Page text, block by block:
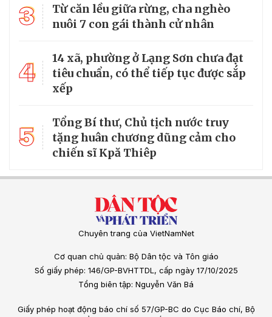
3
Từ căn lều giữa rừng, cha nghèo
nuôi 7 con gái thành cử nhân
4
14 xã, phường ở Lạng Sơn chưa đạt
tiêu chuẩn, có thể tiếp tục được sắp
xếp
5
Tổng Bí thư, Chủ tịch nước truy
tặng huân chương dũng cảm cho
chiến sĩ Kpă Thiêp
Chuyên trang của VietNamNet
Cơ quan chủ quản: Bộ Dân tộc và Tôn giáo
Số giấy phép: 146/GP-BVHTTDL, cấp ngày 17/10/2025
Tổng biên tập: Nguyễn Văn Bá
Giấy phép hoạt động báo chí số 57/GP-BC do Cục Báo chí, Bộ